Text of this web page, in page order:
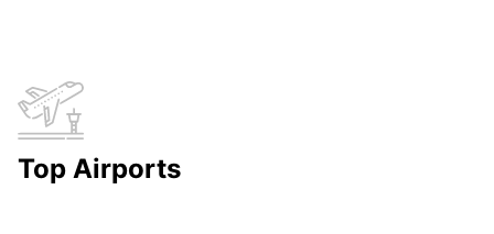
Top Airports